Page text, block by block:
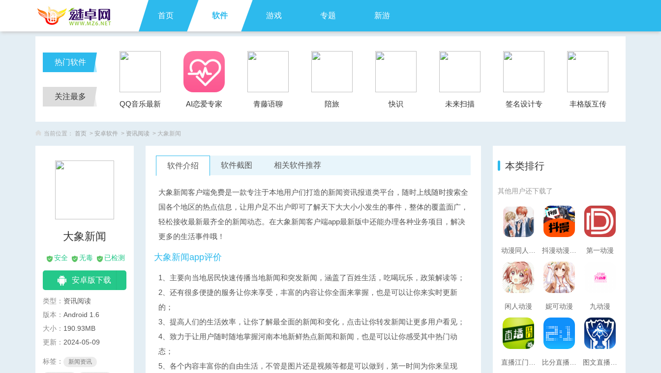
首页 软件 游戏 专题 新游
热门软件
关注最多
QQ音乐最新
版
AI恋爱专家 青藤语聊 陪旅 快识 未来扫描 签名设计专
家
丰格版互传
一键换机
当前位置： 首页 > 安卓软件 > 资讯阅读 > 大象新闻
大象新闻
安全 无毒 已检测
安卓版下载
类型： 资讯阅读
版本： Android 1.6
大小： 190.93MB
更新： 2024-05-09
标签： 新闻资讯
软件介绍 软件截图 相关软件推荐
大象新闻客户端免费是一款专注于本地用户们打造的新闻资讯报道类平台，随时上线随时搜索全
国各个地区的热点信息，让用户足不出户即可了解天下大大小小发生的事件，整体的覆盖面广，
轻松接收最新最齐全的新闻动态。在大象新闻客户端app最新版中还能办理各种业务项目，解决
更多的生活事件哦！
大象新闻app评价
1、主要向当地居民快速传播当地新闻和突发新闻，涵盖了百姓生活，吃喝玩乐，政策解读等；
2、还有很多便捷的服务让你来享受，丰富的内容让你全面来掌握，也是可以让你来实时更新
的；
3、提高人们的生活效率，让你了解最全面的新闻和变化，点击让你转发新闻让更多用户看见；
4、致力于让用户随时随地掌握河南本地新鲜热点新闻和新闻，也是可以让你感受其中热门动
态；
5、各个内容丰富你的自由生活，不管是图片还是视频等都是可以做到，第一时间为你来呈现
本类排行
其他用户还下载了
第一动漫
闲人动漫 妮可动漫 九动漫